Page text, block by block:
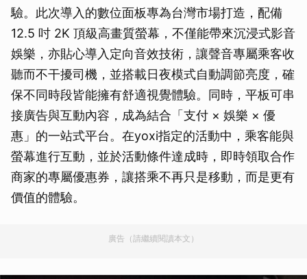
驗。此次導入的數位面板專為台灣市場打造，配備
12.5 吋 2K 頂級高畫質螢幕，不僅能帶來沉浸式影音
娛樂，亦貼心導入定向音效技術，讓聲音專屬乘客收
聽而不干擾司機，並搭載日夜模式自動調節亮度，確
保不同時段皆能擁有舒適視覺體驗。同時，平板可串
接廣告與互動內容，成為結合「支付 × 娛樂 × 優
惠」的一站式平台。在yoxi指定的活動中，乘客能與
螢幕進行互動，並於活動條件達成時，即時領取合作
商家的專屬優惠券，讓搭乘不再只是移動，而是更有
價值的體驗。
廣告（請繼續閱讀本文）